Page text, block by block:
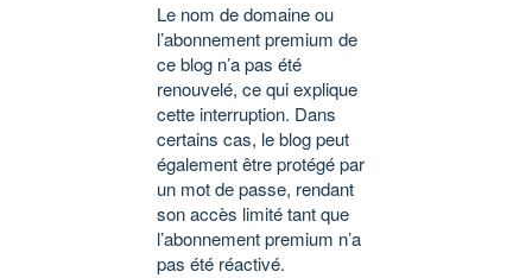
Le nom de domaine ou
l’abonnement premium de
ce blog n’a pas été
renouvelé, ce qui explique
cette interruption. Dans
certains cas, le blog peut
également être protégé par
un mot de passe, rendant
son accès limité tant que
l’abonnement premium n’a
pas été réactivé.